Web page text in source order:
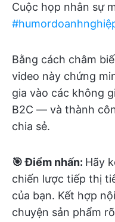
Cuộc họp nhân sự
Bằng cách châm
video này chứng
gia vào các không
B2C — và thành
chia sẻ.
🎯 Điểm nhấn: Hãy
chiến lược tiếp thị
của bạn. Kết hợp
chuyện sản phẩm